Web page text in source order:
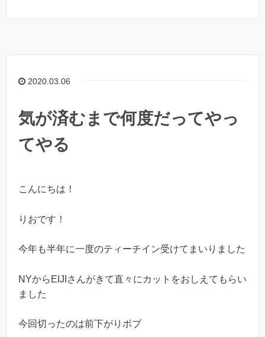
2020.03.06
気が済むまで何度だってやっ
てやる
こんにちは！
りおです！
今年も半年に一度のティーチイン受けてまいりました
NYから EIJI さんがきて直々にカットをおしえてもらい
ました
今回切ったのは前下がりボブ